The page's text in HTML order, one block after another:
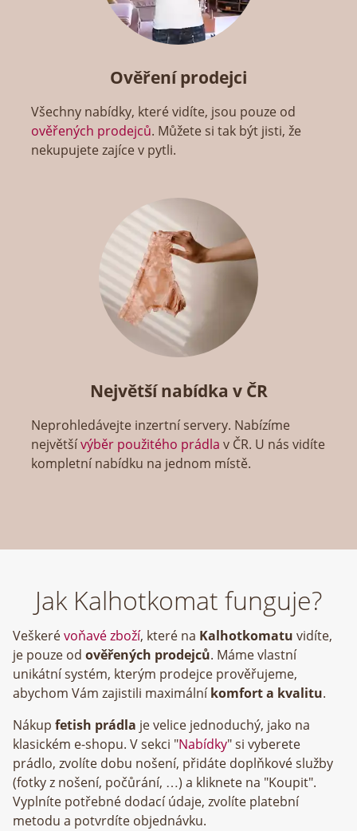
Ověření prodejci
Všechny nabídky, které vidíte, jsou pouze od
ověřených prodejců. Můžete si tak být jisti, že
nekupujete zajíce v pytli.
Největší nabídka v ČR
Neprohledávejte inzertní servery. Nabízíme
největšívýběr použitého prádla v ČR. U nás vidíte
kompletní nabídku na jednom místě.
Jak Kalhotkomat funguje?
Veškerévoňavé zboží, které na Kalhotkomatu vidíte,
je pouze od ověřených prodejců. Máme vlastní
unikátní systém, kterým prodejce prověřujeme,
abychom Vám zajistili maximálníkomfort a kvalitu.
Nákup fetish prádla je velice jednoduchý, jako na
klasickém e-shopu. V sekci "Nabídky" si vyberete
prádlo, zvolíte dobu nošení, přidáte doplňkové služby
(fotky z nošení, počůrání, …) a kliknete na "Koupit".
Vyplníte potřebné dodací údaje, zvolíte platební
metodu a potvrdíte objednávku.